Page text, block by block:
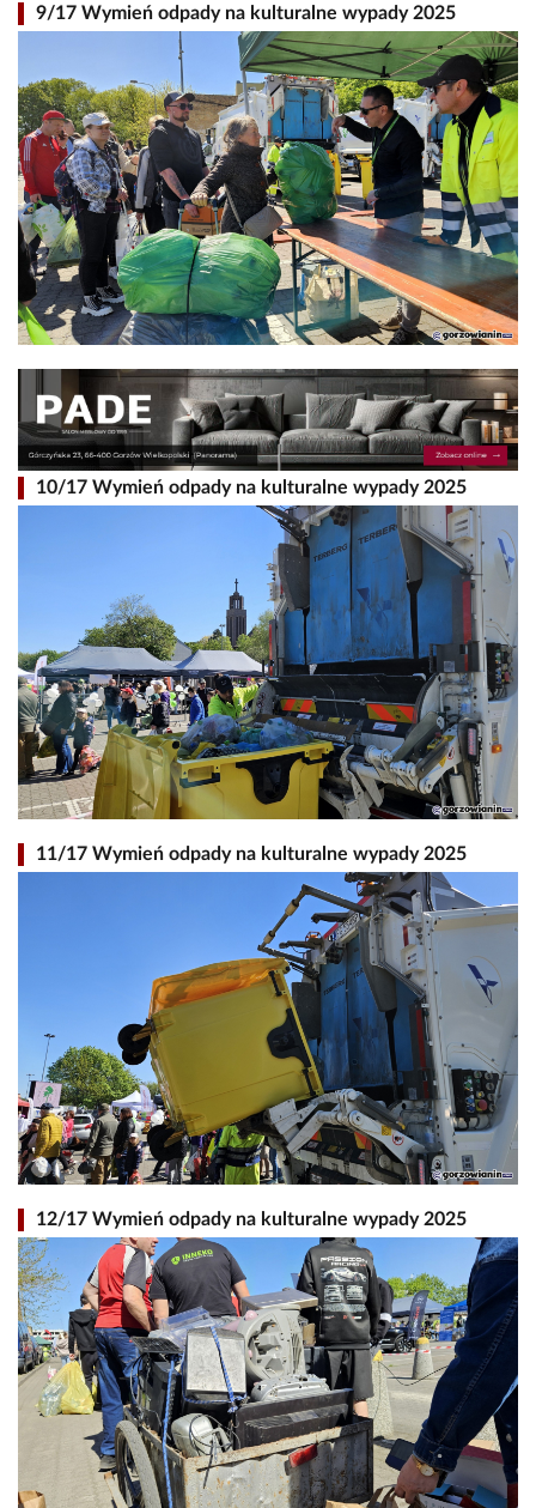
9/17 Wymień odpady na kulturalne wypady 2025
10/17 Wymień odpady na kulturalne wypady 2025
11/17 Wymień odpady na kulturalne wypady 2025
12/17 Wymień odpady na kulturalne wypady 2025